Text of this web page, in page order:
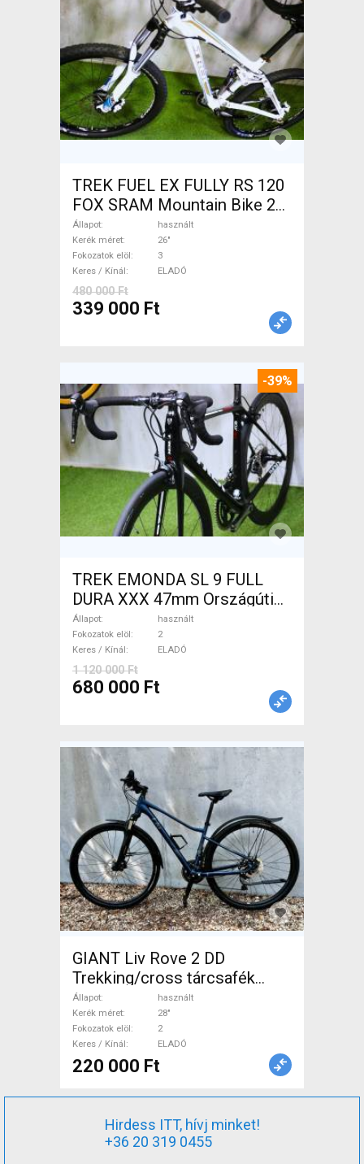
TREK FUEL EX FULLY RS 120
FOX SRAM Mountain Bike 26"
össztelós / fully használt
ELADÓ
Állapot
használt
Kerék méret
26"
Fokozatok elöl
3
Keres / Kínál
ELADÓ
480 000 Ft
339 000 Ft
-39%
TREK EMONDA SL 9 FULL
DURA XXX 47mm Országúti
használt ELADÓ
Állapot
használt
Fokozatok elöl
2
Keres / Kínál
ELADÓ
1 120 000 Ft
680 000 Ft
GIANT Liv Rove 2 DD
Trekking/cross tárcsafék
használt ELADÓ
Állapot
használt
Kerék méret
28"
Fokozatok elöl
2
Keres / Kínál
ELADÓ
220 000 Ft
Hirdess ITT, hívj minket!
+36 20 319 0455